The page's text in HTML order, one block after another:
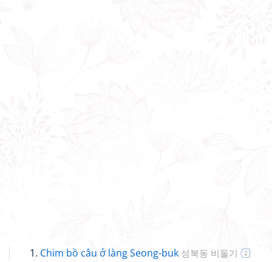
Chim bồ câu ở làng Seong-buk 성북동 비둘기 2